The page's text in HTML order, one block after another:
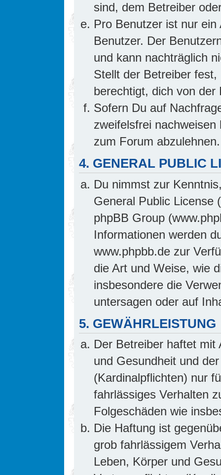
sind, dem Betreiber
Pro Benutzer ist nur
Benutzer. Der
und kann nachträglich
Stellt der Betreiber
berechtigt, dich von
Sofern Du auf
zweifelsfrei
zum Forum abzulehnen.
4. GENERAL PUBLIC
Du nimmst zur
General Public License
phpBB Group
Informationen werden
www.phpbb.de zur
die Art und Weise, wie
insbesondere die
untersagen oder auf
5. GEWÄHRLEISTUNG
Der Betreiber haftet mit
und Gesundheit und
(Kardinalpflichten) nur
fahrlässiges Verhalten
Folgeschäden wie
Die Haftung ist
grob fahrlässigem
Leben, Körper und